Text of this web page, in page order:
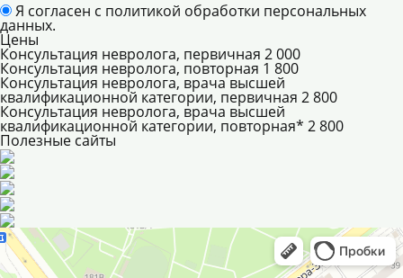
Я согласен с политикой обработки персональных
данных.
Цены
Консультация невролога, первичная 2 000
Консультация невролога, повторная 1 800
Консультация невролога, врача высшей
квалификационной категории, первичная 2 800
Консультация невролога, врача высшей
квалификационной категории, повторная* 2 800
Полезные сайты